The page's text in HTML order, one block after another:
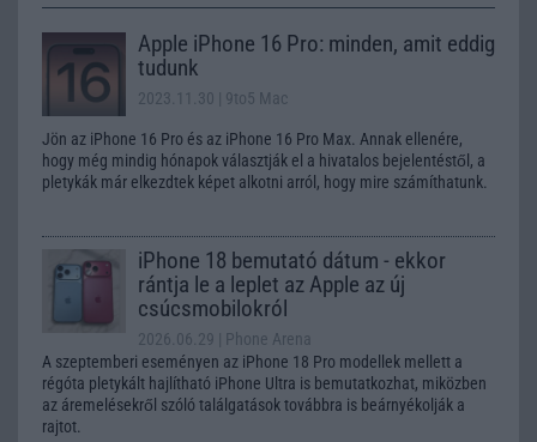
Apple iPhone 16 Pro: minden, amit eddig
tudunk
2023.11.30 | 9to5 Mac
Jön az iPhone 16 Pro és az iPhone 16 Pro Max. Annak ellenére,
hogy még mindig hónapok választják el a hivatalos bejelentéstől, a
pletykák már elkezdtek képet alkotni arról, hogy mire számíthatunk.
iPhone 18 bemutató dátum - ekkor
rántja le a leplet az Apple az új
csúcsmobilokról
2026.06.29
| Phone Arena
A szeptemberi eseményen az iPhone 18 Pro modellek mellett a
régóta pletykált hajlítható iPhone Ultra is bemutatkozhat, miközben
az áremelésekről szóló találgatások továbbra is beárnyékolják a
rajtot.